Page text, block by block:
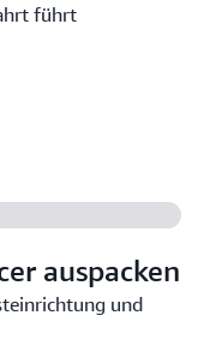
führt
auspacken
und